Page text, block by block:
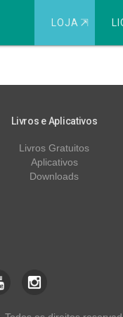
LOJA ⇱
Livros e Aplicativos
Livros Gratuitos
Aplicativos
Downloads